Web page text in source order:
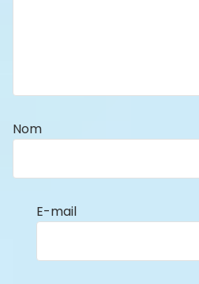
Nom
E-mail